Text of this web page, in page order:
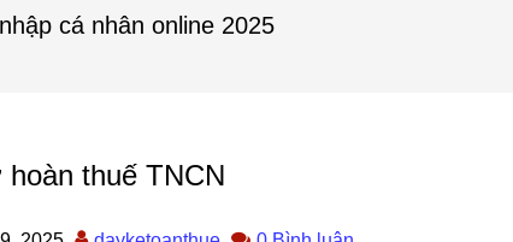
cá nhân online 2025
thuế TNCN